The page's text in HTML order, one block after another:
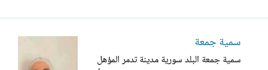
سمية جمعة
سمية جمعة البلد سورية مدينة تدمر المؤهل